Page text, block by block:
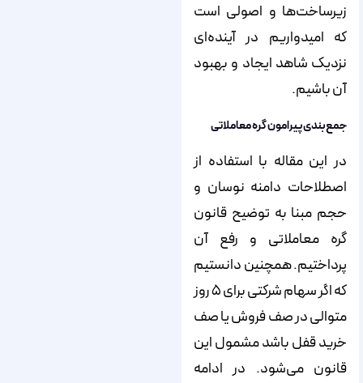
زیرساخت‌ها و اصولی است
که امیدواریم در آینده‌ای
نزدیک شاهد ایجاد و بهبود
آن باشیم.
جمع‌بندی پیرامون گره معاملاتی
در این مقاله با استفاده از
اصطلاحات دامنه نوسان و
حجم مبنا به توضیح قانون
گره معاملاتی و رفع آن
پرداختیم. همچنین دانستیم
که اگر سهام شرکتی برای ۵ روز
متوالی در صف فروش یا صف
خرید قفل باشد مشمول این
قانون می‌شود. در ادامه